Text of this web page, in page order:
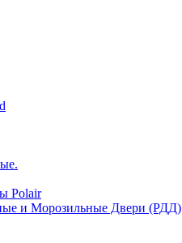
Polair
и Морозильные Двери (РДД)